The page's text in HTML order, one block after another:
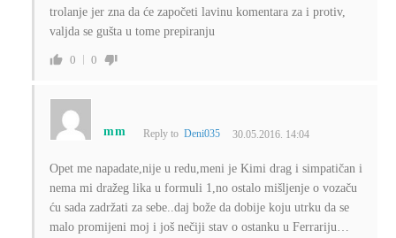
trolanje jer zna da će započeti lavinu komentara za i protiv,
valjda se gušta u tome prepiranju
0 0
mm Reply toDeni035 30.05.2016. 14:04
Opet me napadate,nije u redu,meni je Kimi drag i simpatičan i
nema mi dražeg lika u formuli 1,no ostalo mišljenje o vozaču
ću sada zadržati za sebe..daj bože da dobije koju utrku da se
malo promijeni moj i još nečiji stav o ostanku u Ferrariju…